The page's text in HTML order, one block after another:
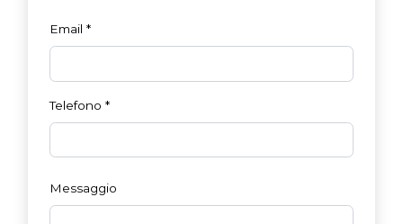
Email *
Telefono *
Messaggio